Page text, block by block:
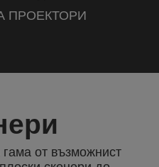
ПРОЕКТОРИ
от възможнист